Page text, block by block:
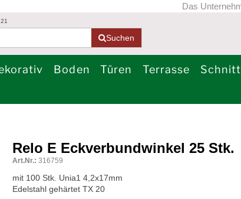
Das
Suchen
Boden Türen Terrasse
Relo E Eckverbundwinkel 25 Stk.
Art.Nr.: 316759
mit 100 Stk. Unia1 4,2x17mm
Edelstahl gehärtet TX 20